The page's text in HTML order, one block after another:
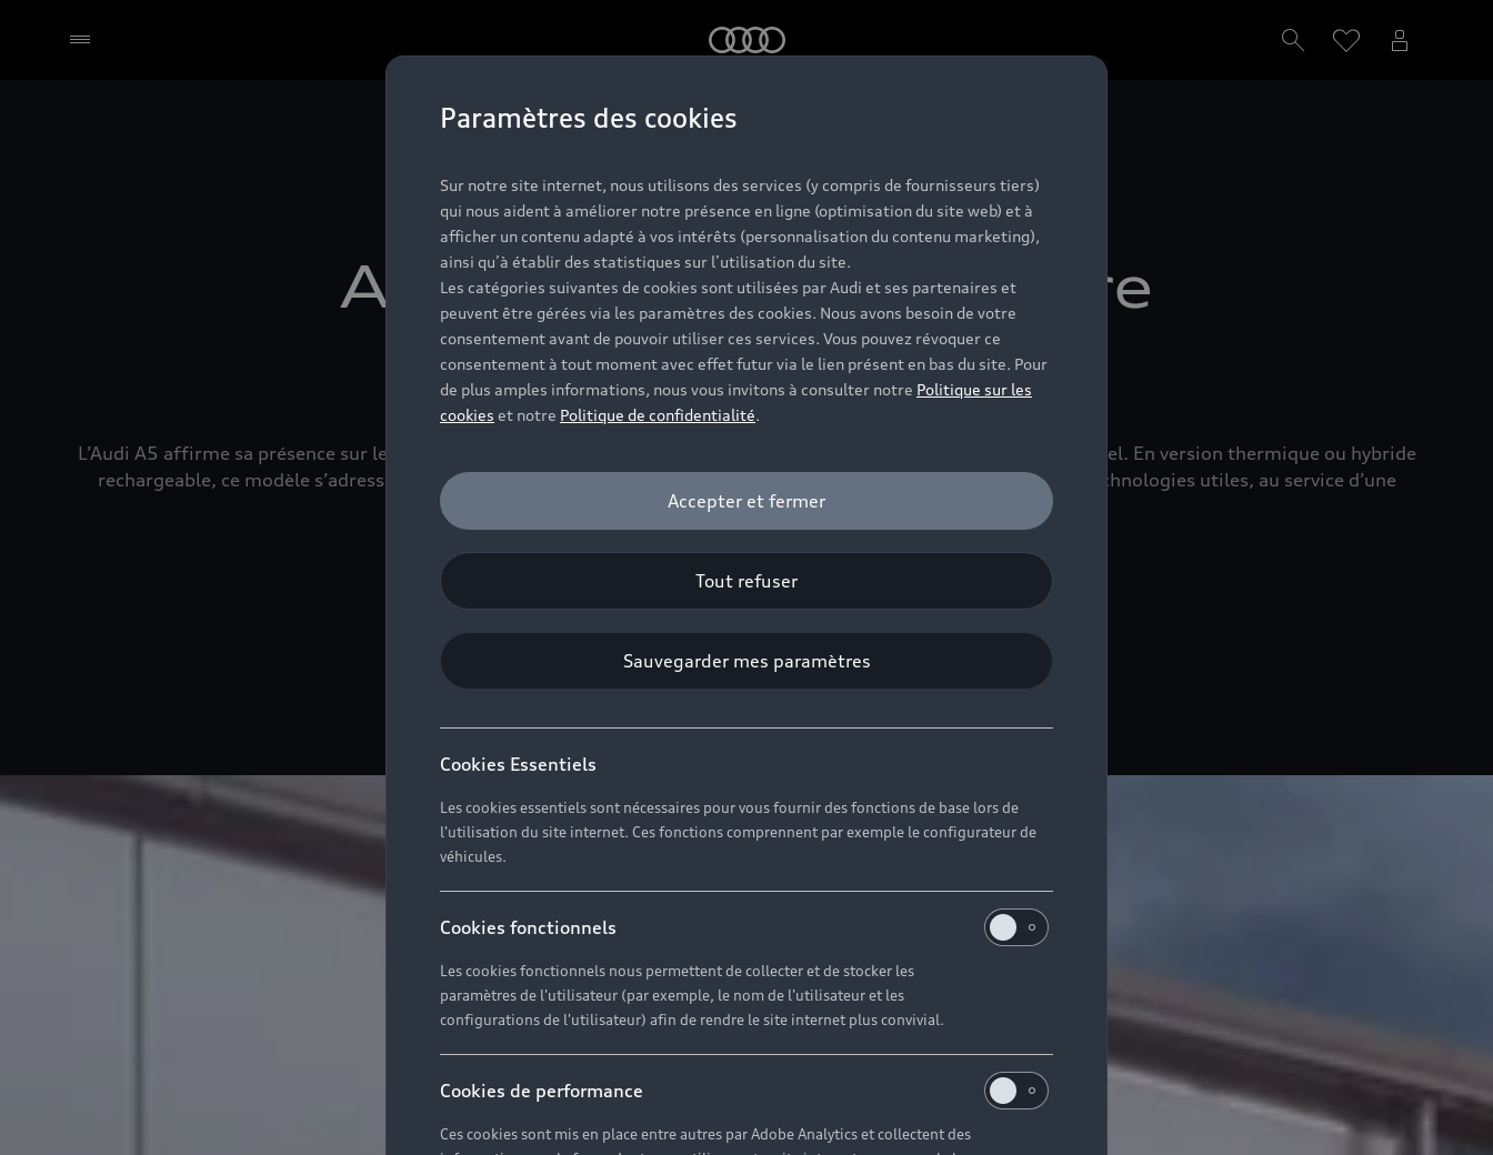
Audi A5 Le Mans : entre
élégance et maîtrise
L’Audi A5 affirme sa présence sur les routes du Mans avec une silhouette racée et une conception tournée vers l’essentiel. En version thermique ou hybride
rechargeable, ce modèle s’adresse à celles et ceux qui recherchent une conduite fluide, un design expressif et des technologies utiles, au service d’une
mobilité maîtrisée dans tous les contextes urbains et périurbains.
Voir les véhicules disponibles
Paramètres des cookies
Sur notre site internet, nous utilisons des services (y compris de fournisseurs tiers)
qui nous aident à améliorer notre présence en ligne (optimisation du site web) et à
afficher un contenu adapté à vos intérêts (personnalisation du contenu marketing),
ainsi qu’à établir des statistiques sur l’utilisation du site.
Les catégories suivantes de cookies sont utilisées par Audi et ses partenaires et
peuvent être gérées via les paramètres des cookies. Nous avons besoin de votre
consentement avant de pouvoir utiliser ces services. Vous pouvez révoquer ce
consentement à tout moment avec effet futur via le lien présent en bas du site. Pour
de plus amples informations, nous vous invitons à consulter notre Politique sur les
cookies et notre Politique de confidentialité.
Accepter et fermer
Tout refuser
Sauvegarder mes paramètres
Cookies Essentiels
Les cookies essentiels sont nécessaires pour vous fournir des fonctions de base lors de
l'utilisation du site internet. Ces fonctions comprennent par exemple le configurateur de
véhicules.
Cookies fonctionnels
Les cookies fonctionnels nous permettent de collecter et de stocker les
paramètres de l'utilisateur (par exemple, le nom de l'utilisateur et les
configurations de l'utilisateur) afin de rendre le site internet plus convivial.
Cookies de performance
Ces cookies sont mis en place entre autres par Adobe Analytics et collectent des